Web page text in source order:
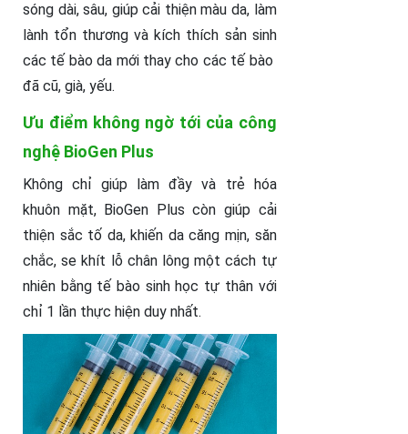
sóng dài, sâu, giúp cải thiện màu da, làm
lành tổn thương và kích thích sản sinh
các tế bào da mới thay cho các tế bào
đã cũ, già, yếu.
Ưu điểm không ngờ tới của công
nghệ BioGen Plus
Không chỉ giúp làm đầy và trẻ hóa
khuôn mặt, BioGen Plus còn giúp cải
thiện sắc tố da, khiến da căng mịn, săn
chắc, se khít lỗ chân lông một cách tự
nhiên bằng tế bào sinh học tự thân với
chỉ 1 lần thực hiện duy nhất.